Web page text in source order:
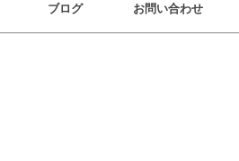
ブログ お問い合わせ